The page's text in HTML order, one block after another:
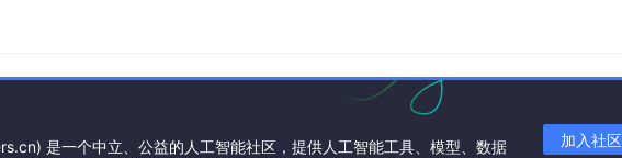
是一个中立、公益的人工智能社区，提供人工智能工具、模型、数据
加入社区